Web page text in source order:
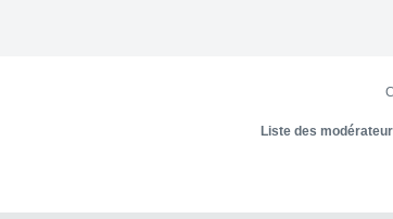
Liste des